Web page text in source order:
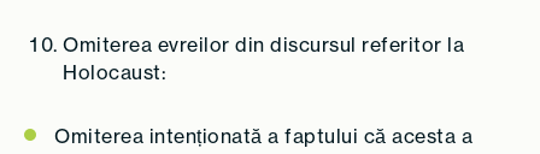
Omiterea evreilor din discursul referitor la
Holocaust:
Omiterea intenționată a faptului că acesta a